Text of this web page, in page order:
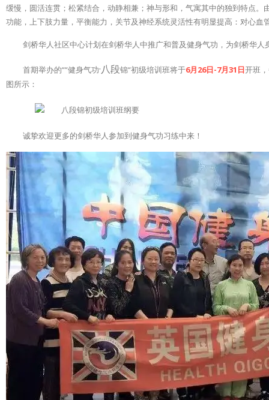
缓慢，圆活连贯；松紧结合，动静相兼；神与形和，气寓其中的独到特点。
功能，上下肢力量，平衡能力，关节及神经系统灵活性有明显提高：对心
剑桥华人社区中心计划在剑桥华人中推广和普及健身气功，为剑桥华人
首期举办的““健身气功·八段锦“初级培训班将于6月26日-7月31日开班
图所示：
诚挚欢迎更多的剑桥华人参加到健身气功习练中来！